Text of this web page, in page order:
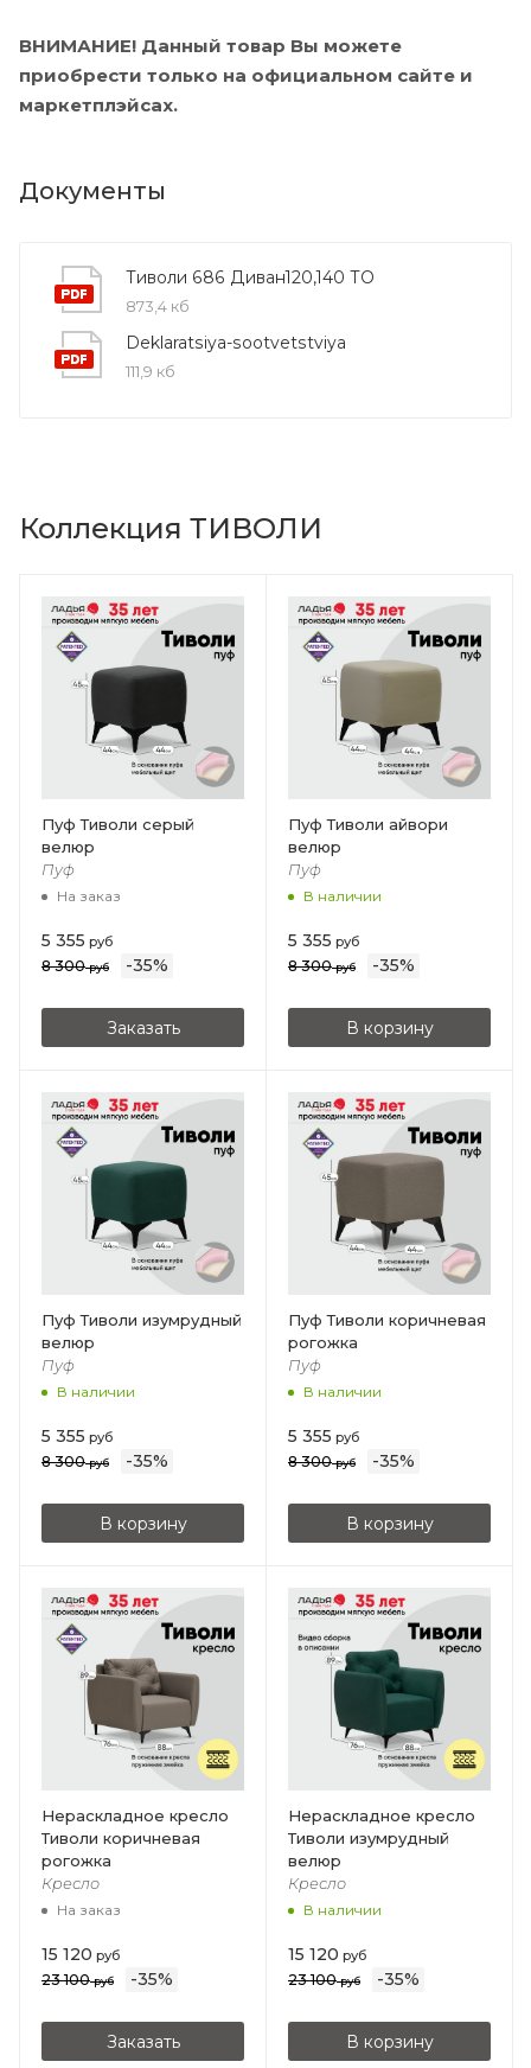
ВНИМАНИЕ! Данный товар Вы можете
приобрести только на официальном сайте и
маркетплэйсах.
Документы
Тиволи 686 Диван120,140 ТО
873,4 кб
Deklaratsiya-sootvetstviya
111,9 кб
Коллекция ТИВОЛИ
Пуф Тиволи серый
велюр
Пуф
На заказ
5 355 руб
8 300руб -35%
Заказать
Пуф Тиволи айвори
велюр
Пуф
В наличии
5 355 руб
8 300руб -35%
В корзину
Пуф Тиволи изумрудный
велюр
Пуф
В наличии
5 355 руб
8 300руб -35%
В корзину
Пуф Тиволи коричневая
рогожка
Пуф
В наличии
5 355 руб
8 300руб -35%
В корзину
Нераскладное кресло
Тиволи коричневая
рогожка
Кресло
На заказ
15 120 руб
23 100руб -35%
Заказать
Нераскладное кресло
Тиволи изумрудный
велюр
Кресло
В наличии
15 120 руб
23 100руб -35%
В корзину